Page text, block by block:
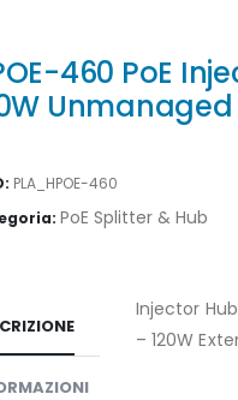
460 PoE
Unmanaged
PLA_HPOE-460
PoE Splitter & Hub
Injector
– 120W